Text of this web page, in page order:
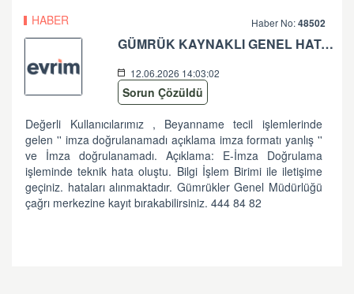
HABER Haber No:48502
GÜMRÜK KAYNAKLI GENEL HATA HK
12.06.2026 14:03:02
Sorun Çözüldü
Değerli Kullanıcılarımız , Beyanname tecil işlemlerinde
gelen '' imza doğrulanamadı açıklama imza formatı yanlış ''
ve İmza doğrulanamadı. Açıklama: E-İmza Doğrulama
işleminde teknik hata oluştu. Bilgi İşlem Birimi ile iletişime
geçiniz. hataları alınmaktadır. Gümrükler Genel Müdürlüğü
çağrı merkezine kayıt bırakabilirsiniz. 444 84 82